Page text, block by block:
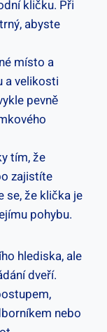
kličku. Při
abyste⁢
místo a
a velikosti⁢
pevně
tím, že
zajistíte
se, že klička je
pohybu.
hlediska, ale
dveří.
⁣nebo